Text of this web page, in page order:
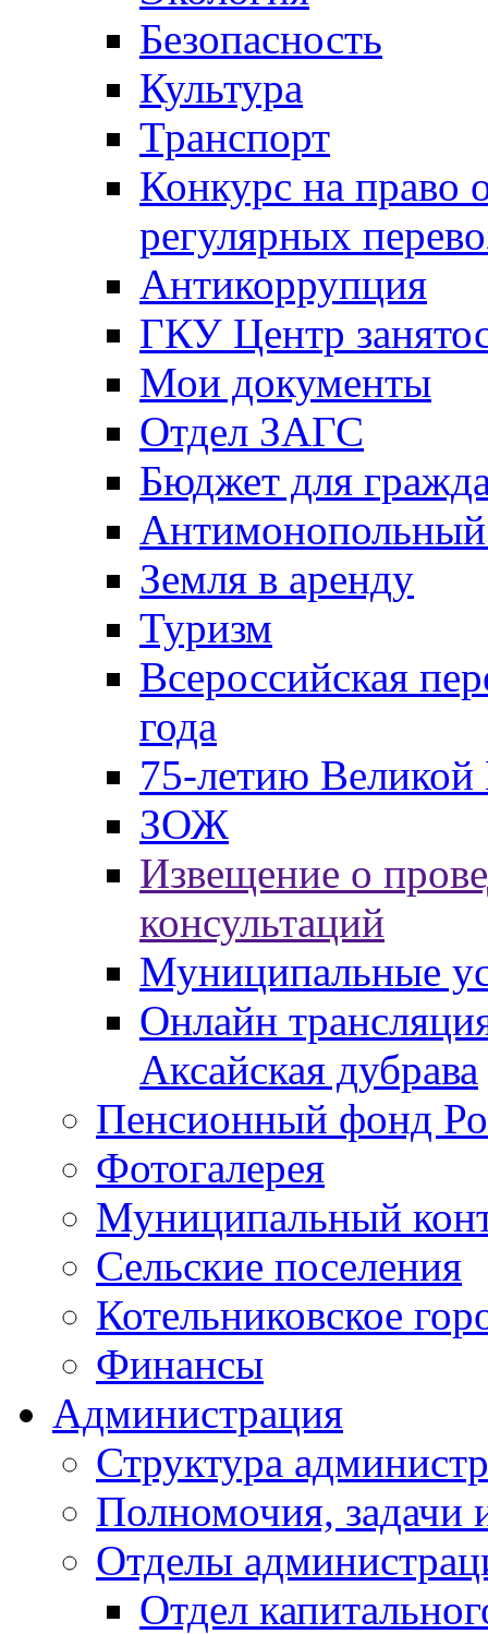
Безопасность
Культура
Транспорт
Конкурс на право
регулярных
Антикоррупция
ГКУ Центр
Мои документы
Отдел ЗАГС
Бюджет для
Антимонопольный
Земля в аренду
Туризм
Всероссийская
года
75-летию
ЗОЖ
Извещение о
консультаций
Муниципальные
Онлайн
Аксайская дубрава
Пенсионный фонд
Фотогалерея
Муниципальный
Сельские поселения
Котельниковское
Финансы
Администрация
Структура
Полномочия, задачи
Отделы
Отдел